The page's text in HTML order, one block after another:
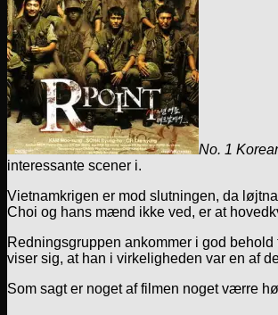
No. 1
interessante scener i.
Vietnamkrigen er mod slutningen, da
Choi og hans mænd ikke ved, er at
Redningsgruppen ankommer i god
viser sig, at han i virkeligheden var en af
Som sagt er noget af filmen noget værre